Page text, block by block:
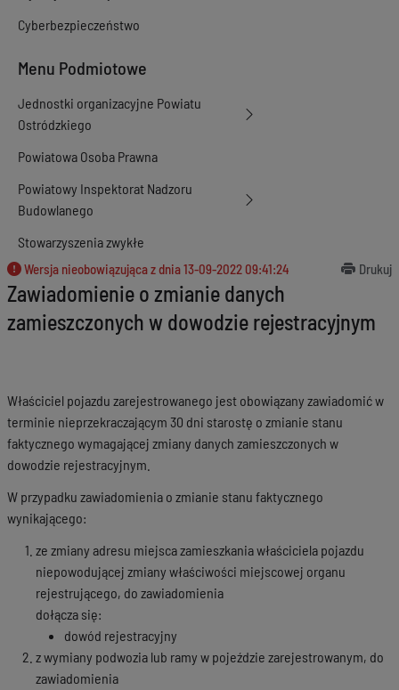
Cyberbezpieczeństwo
Menu Podmiotowe
Jednostki organizacyjne Powiatu
Ostródzkiego
Powiatowa Osoba Prawna
Powiatowy Inspektorat Nadzoru
Budowlanego
Stowarzyszenia zwykłe
Wersja nieobowiązująca z dnia13-09-2022 09:41:24 Drukuj
Zawiadomienie o zmianie danych
zamieszczonych w dowodzie rejestracyjnym
Właściciel pojazdu zarejestrowanego jest obowiązany zawiadomić w
terminie nieprzekraczającym 30 dni starostę o zmianie stanu
faktycznego wymagającej zmiany danych zamieszczonych w
dowodzie rejestracyjnym.
W przypadku zawiadomienia o zmianie stanu faktycznego
wynikającego:
ze zmiany adresu miejsca zamieszkania właściciela pojazdu
niepowodującej zmiany właściwości miejscowej organu
rejestrującego, do zawiadomienia
dołącza się:
dowód rejestracyjny
z wymiany podwozia lub ramy w pojeździe zarejestrowanym, do
zawiadomienia